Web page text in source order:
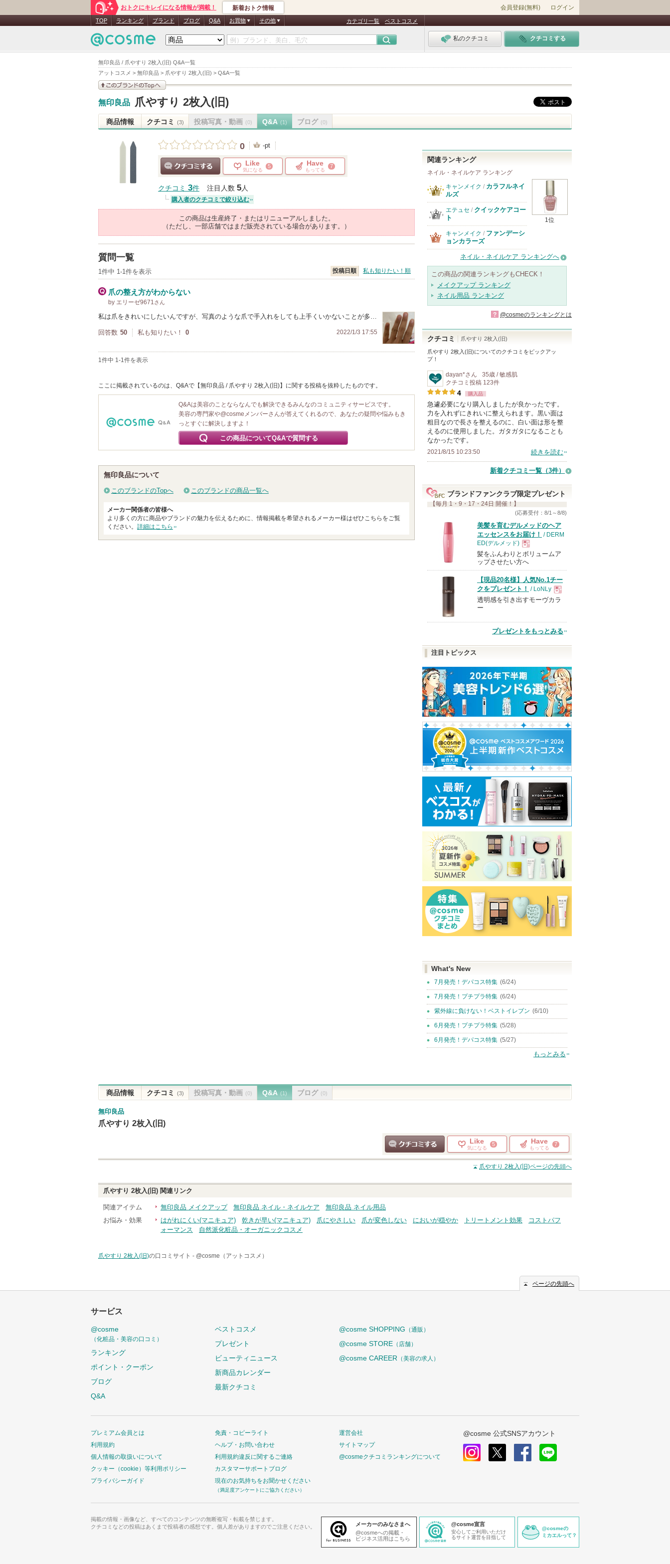
無印良品 / 爪やすり 2枚入(旧) Q&A一覧
アットコスメ > 無印良品 > 爪やすり 2枚入(旧) > Q&A一覧
おトクにキレイになる情報が満載！ 新着おトク情報 会員登録(無料) ログイン
TOP ランキング ブランド ブログ Q&A お買物 その他 カテゴリ一覧 ベストコスメ
私のクチコミ クチコミする
このブランドの情報を
見る
無印良品 爪やすり 2枚入(旧)
商品情報 クチコミ (3) 投稿写真・動画 (0) Q&A (1) ブログ (0)
0 -pt
Like
気になる
5 Have
もってる
7
クチコミ 3件 注目人数 5人
購入者のクチコミで絞り込む
この商品は生産終了・またはリニューアルしました。
（ただし、一部店舗ではまだ販売されている場合があります。）
質問一覧
1件中 1-1件を表示 投稿日順 私も知りたい！順
爪の整え方がわからない
by エリーゼ9671さん
私は爪をきれいにしたいんですが、写真のような爪で手入れをしても上手くいかないことが多…
回答数 50 私も知りたい！ 0 2022/1/3 17:55
1件中 1-1件を表示
ここに掲載されているのは、Q&Aで【無印良品 / 爪やすり 2枚入(旧)】に関する投稿を抜粋したものです。
Q&Aは美容のことならなんでも解決できるみんなのコミュニティサービスです。
美容の専門家や@cosmeメンバーさんが答えてくれるので、あなたの疑問や悩みもき
っとすぐに解決しますよ！
この商品についてQ&Aで質問する
無印良品について
このブランドのTopへ このブランドの商品一覧へ
メーカー関係者の皆様へ
より多くの方に商品やブランドの魅力を伝えるために、情報掲載を希望されるメーカー様はぜひこちらをご覧
ください。 詳細はこちら
関連ランキング
ネイル・ネイルケア ランキング
1位
キャンメイク / カラフルネイ
ルズ
エテュセ / クイックケアコー
ト
キャンメイク / ファンデーシ
ョンカラーズ
ネイル・ネイルケア ランキングへ
この商品の関連ランキングもCHECK！
メイクアップ ランキング
ネイル用品 ランキング
? @cosmeのランキングとは
クチコミ 爪やすり 2枚入(旧)
爪やすり 2枚入(旧)についてのクチコミをピックアッ
プ！
dayan*さん
35歳 / 敏感肌
クチコミ投稿 123件
4 購入品
急遽必要になり購入しましたが良かったです。
力を入れずにきれいに整えられます。黒い面は
粗目なので長さを整えるのに、白い面は形を整
えるのに使用しました。ガタガタになることも
なかったです。
2021/8/15 10:23:50 続きを読む
新着クチコミ一覧 （3件）
ブランドファンクラブ限定プレゼント
【毎月 1・9・17・24日 開催！】
(応募受付：8/1～8/8)
美髪を育むデルメッドのヘア
エッセンスをお届け！ / DERM
ED(デルメッド)
現
品
髪をふんわりとボリュームア
ップさせたい方へ
【現品20名様】人気No.1チー
クをプレゼント！ / LoNLy
現
品
透明感を引き出すモーヴカラ
ー
プレゼントをもっとみる
注目トピックス
What's New
7月発売！デパコス特集 (6/24)
7月発売！プチプラ特集 (6/24)
紫外線に負けない！ベストイレブン (6/10)
6月発売！プチプラ特集 (5/28)
6月発売！デパコス特集 (5/27)
もっとみる
商品情報 クチコミ (3) 投稿写真・動画 (0) Q&A (1) ブログ (0)
無印良品
爪やすり 2枚入(旧)
クチコミする
Like
気になる
5 Have
もってる
7
爪やすり 2枚入(旧)ページの先頭へ
爪やすり 2枚入(旧) 関連リンク
関連アイテム 無印良品 メイクアップ 無印良品 ネイル・ネイルケア
無印良品 ネイル用品
お悩み・効果
はがれにくい(マニキュア) 乾きが早い(マニキュア) 爪にやさしい 爪が変色しない においが穏やか トリートメント効果
コストパフ
ォーマンス
自然派化粧品・オーガニックコスメ
爪やすり 2枚入(旧)の口コミサイト - @cosme（アットコスメ）
ページの先頭へ
サービス
@cosme
（化粧品・美容の口コミ）
ランキング
ポイント・クーポン
ブログ
Q&A
ベストコスメ
プレゼント
ビューティニュース
新商品カレンダー
最新クチコミ
@cosme SHOPPING （通販）
@cosme STORE （店舗）
@cosme CAREER （美容の求人）
プレミアム会員とは
利用規約
個人情報の取扱いについて
クッキー（cookie）等利用ポリシー
プライバシーガイド
免責・コピーライト
ヘルプ・お問い合わせ
利用規約違反に関するご連絡
カスタマーサポートブログ
現在のお気持ちをお聞かせください
（満足度アンケートにご協力ください）
運営会社
サイトマップ
@cosmeクチコミランキングについて
@cosme 公式SNSアカウント
掲載の情報・画像など、すべてのコンテンツの無断複写・転載を禁じます。
クチコミなどの投稿はあくまで投稿者の感想です。個人差がありますのでご注意ください。
メーカーのみなさまへ
@cosmeへの掲載・
ビジネス活用はこちら
@cosme宣言
安心してご利用いただけ
るサイト運営を目指して
@cosmeの
ミカエルって？